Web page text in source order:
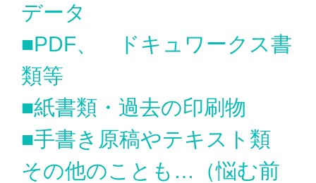
データ
■PDF、 ドキュワークス書
類等
■紙書類・過去の印刷物
■手書き原稿やテキスト類
その他のことも…（悩む前